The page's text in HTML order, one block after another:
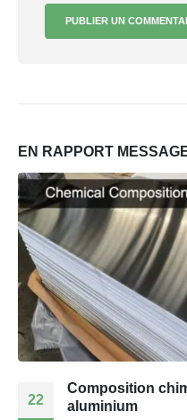
EN RAPPORT
22
Composition
aluminium